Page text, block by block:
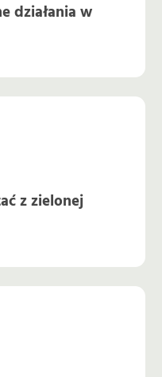
działania w
z zielonej